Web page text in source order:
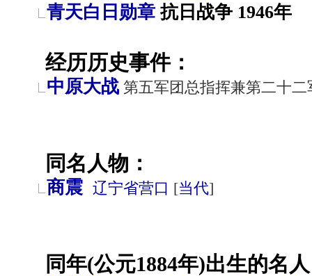
青天白日勋章 抗日战争 1946年
经历历史事件：
中原大战 第五军团总指挥兼第二十二
同名人物：
商震 辽宁省营口 [当代]
同年(公元1884年)出生的名